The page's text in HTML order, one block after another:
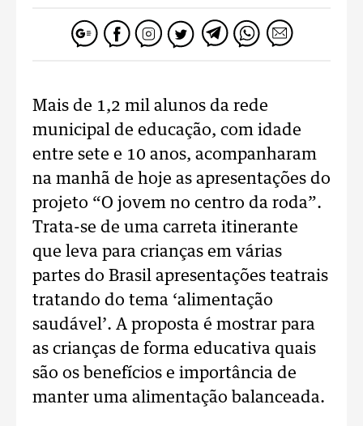
Mais de 1,2 mil alunos da rede
municipal de educação, com idade
entre sete e 10 anos, acompanharam
na manhã de hoje as apresentações do
projeto “O jovem no centro da roda”.
Trata-se de uma carreta itinerante
que leva para crianças em várias
partes do Brasil apresentações teatrais
tratando do tema ‘alimentação
saudável’. A proposta é mostrar para
as crianças de forma educativa quais
são os benefícios e importância de
manter uma alimentação balanceada.